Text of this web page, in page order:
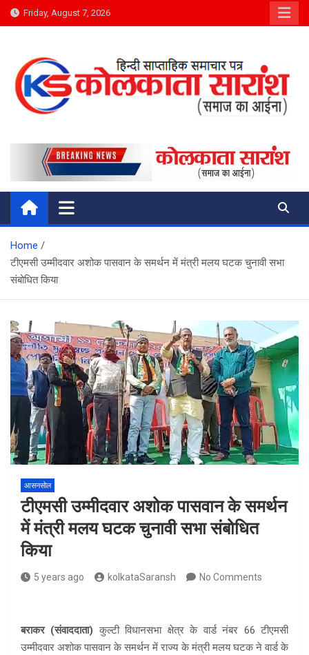
Skip
to
Friday, August 7, 2026
Kolkata Saransh News
समाज का आईना
Home
टीएमसी उम्मीदवार अशोक पासवान के समर्थन में मंत्री मलय घटक चुनावी सभा
संबोधित किया
आसनसोल
टीएमसी उम्मीदवार अशोक पासवान के समर्थन
में मंत्री मलय घटक चुनावी सभा संबोधित
किया
5 years ago kolkataSaransh No Comments
बराकर (संवाददाता) कुल्टी विधानसभा क्षेत्र के वार्ड नंबर 66 टीएमसी
उम्मीदवार अशोक पासवान के समर्थन में राज्य के मंत्री मलय घटक ने वार्ड के